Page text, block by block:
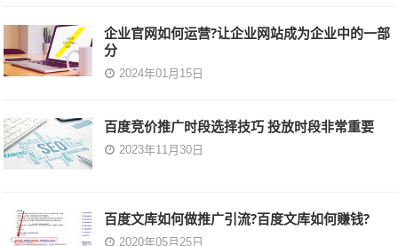
企业官网如何运营?让企业网站成为企业中的一部
分
2024年01月15日
百度竞价推广时段选择技巧 投放时段非常重要
2023年11月30日
百度文库如何做推广引流?百度文库如何赚钱?
2020年05月25日